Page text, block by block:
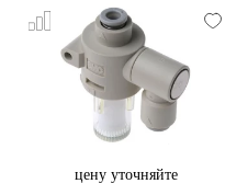
цену уточняйте